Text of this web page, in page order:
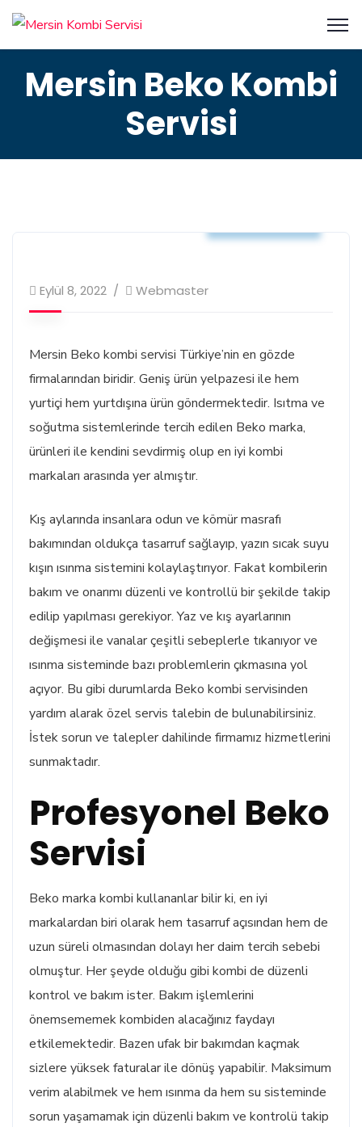
Mersin Beko Kombi
Servisi
Eylül 8, 2022 Webmaster
Mersin Beko kombi servisi Türkiye’nin en gözde
firmalarından biridir. Geniş ürün yelpazesi ile hem
yurtiçi hem yurtdışına ürün göndermektedir. Isıtma ve
soğutma sistemlerinde tercih edilen Beko marka,
ürünleri ile kendini sevdirmiş olup en iyi kombi
markaları arasında yer almıştır.
Kış aylarında insanlara odun ve kömür masrafı
bakımından oldukça tasarruf sağlayıp, yazın sıcak suyu
kışın ısınma sistemini kolaylaştırıyor. Fakat kombilerin
bakım ve onarımı düzenli ve kontrollü bir şekilde takip
edilip yapılması gerekiyor. Yaz ve kış ayarlarının
değişmesi ile vanalar çeşitli sebeplerle tıkanıyor ve
ısınma sisteminde bazı problemlerin çıkmasına yol
açıyor. Bu gibi durumlarda Beko kombi servisinden
yardım alarak özel servis talebin de bulunabilirsiniz.
İstek sorun ve talepler dahilinde firmamız hizmetlerini
sunmaktadır.
Profesyonel Beko
Servisi
Beko marka kombi kullananlar bilir ki, en iyi
markalardan biri olarak hem tasarruf açısından hem de
uzun süreli olmasından dolayı her daim tercih sebebi
olmuştur. Her şeyde olduğu gibi kombi de düzenli
kontrol ve bakım ister. Bakım işlemlerini
önemsememek kombiden alacağınız faydayı
etkilemektedir. Bazen ufak bir bakımdan kaçmak
sizlere yüksek faturalar ile dönüş yapabilir. Maksimum
verim alabilmek ve hem ısınma da hem su sisteminde
sorun yaşamamak için düzenli bakım ve kontrolü takip